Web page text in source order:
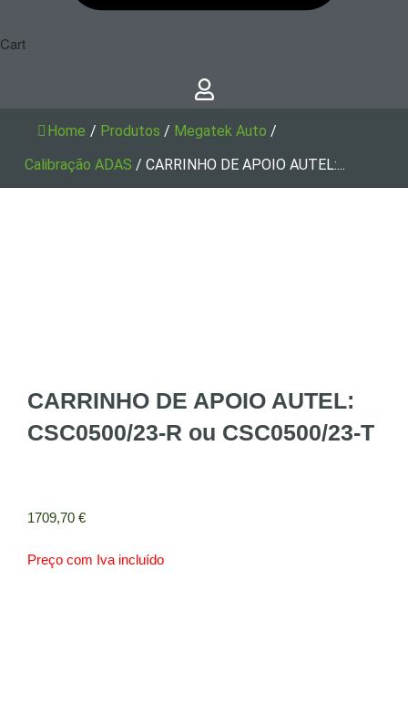
Cart
Home / Produtos / Megatek Auto /
Calibração ADAS / CARRINHO DE APOIO AUTEL:...
CARRINHO DE APOIO AUTEL:
CSC0500/23-R ou CSC0500/23-T
1709,70 €
Preço com Iva incluído